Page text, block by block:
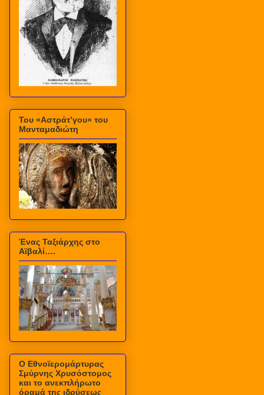
Του «Αστράτ’γου» του
Μανταμαδιώτη
Ένας Ταξιάρχης στο
Αϊβαλί….
Ο Εθνοϊερομάρτυρας
Σμύρνης Χρυσόστομος
και το ανεκπλήρωτο
όραμά της ιδρύσεως